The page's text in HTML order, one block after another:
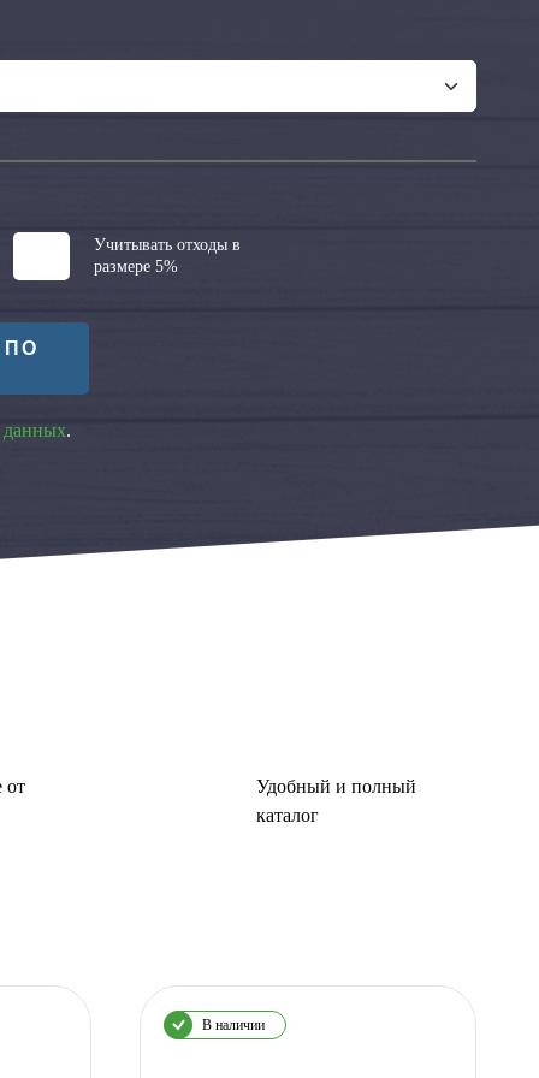
Учитывать отходы в
размере 5%
ПО
данных.
от
Удобный и полный
каталог
В наличии